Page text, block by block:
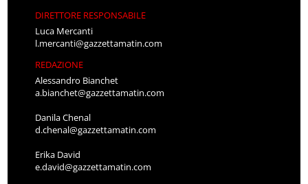
DIRETTORE RESPONSABILE
Luca Mercanti
l.mercanti@gazzettamatin.com
REDAZIONE
Alessandro Bianchet
a.bianchet@gazzettamatin.com
Danila Chenal
d.chenal@gazzettamatin.com
Erika David
e.david@gazzettamatin.com